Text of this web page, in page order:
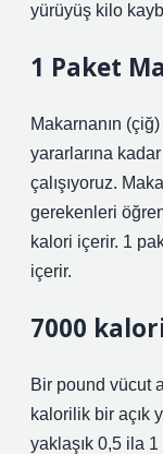
yürüyüş kilo
1 Paket
Makarnanın
yararlarına kadar
çalışıyoruz.
gerekenleri
kalori içerir. 1
içerir.
7000
Bir pound vücut
kalorilik bir açık
yaklaşık 0,5 ila